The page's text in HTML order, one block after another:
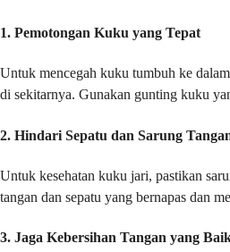
1. Pemotongan Kuku yang Tepat
Untuk mencegah kuku tumbuh ke
di sekitarnya. Gunakan gunting kuku
2. Hindari Sepatu dan Sarung
Untuk kesehatan kuku jari, pastikan
tangan dan sepatu yang bernapas dan
3. Jaga Kebersihan Tangan yang